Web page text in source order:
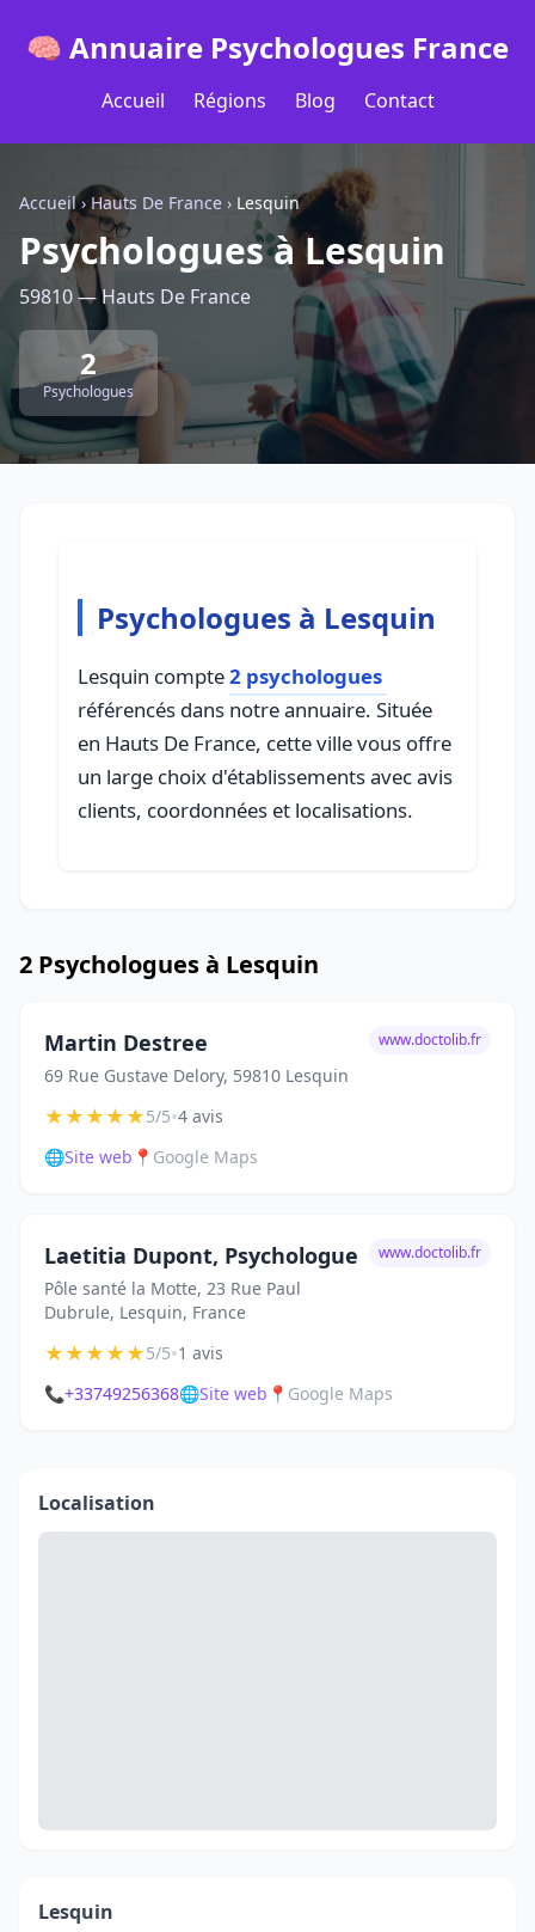
🧠 Annuaire Psychologues France
Accueil Régions Blog Contact
Accueil› Hauts De France › Lesquin
Psychologues à Lesquin
59810 — Hauts De France
2
Psychologues
Psychologues à Lesquin
Lesquin compte2 psychologues
référencés dans notre annuaire. Située
en Hauts De France, cette ville vous offre
un large choix d'établissements avec avis
clients, coordonnées et localisations.
2 Psychologues à Lesquin
Martin Destree
69 Rue Gustave Delory, 59810 Lesquin
www.doctolib.fr
★★★★★5/5•4 avis
🌐Site web 📍 Google Maps
Laetitia Dupont, Psychologue
Pôle santé la Motte, 23 Rue Paul
Dubrule, Lesquin, France
www.doctolib.fr
★★★★★5/5•1 avis
📞+33749256368🌐Site web 📍 Google Maps
Localisation
Lesquin